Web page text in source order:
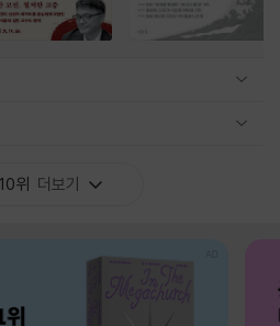
위 더보기